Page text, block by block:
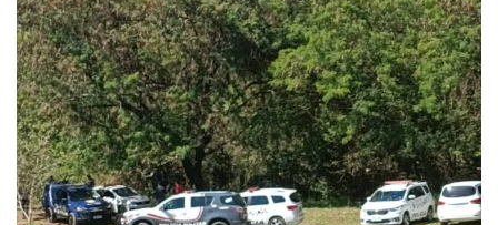
ECONOMIA
Queda dos empregos formais em Itu reflete...
agosto 6, 2026